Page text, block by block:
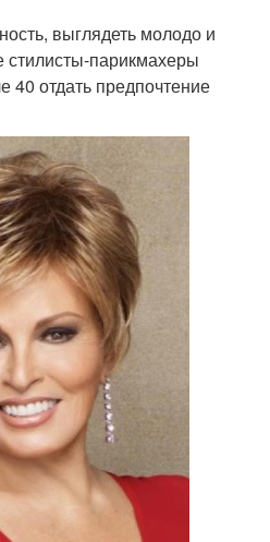
выглядеть молодо и
стилисты-парикмахеры
отдать предпочтение